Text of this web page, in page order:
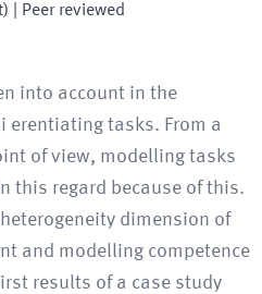
| Peer reviewed
into account in the
erentiating tasks. From a
of view, modelling tasks
this regard because of this.
dimension of
and modelling competence
results of a case study